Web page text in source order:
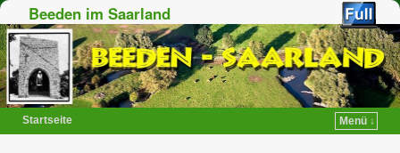
Beeden im Saarland
Startseite
Menü ↓